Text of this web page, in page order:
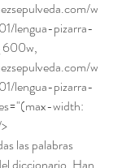
w
lengua-pizarra-
w
lengua-pizarra-
width:
las palabras